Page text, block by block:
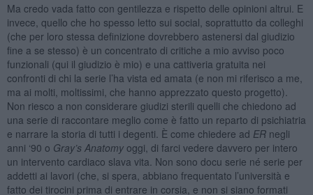
Ma credo vada fatto con gentilezza e rispetto delle opinioni altrui. E
invece, quello che ho spesso letto sui social, soprattutto da colleghi
(che per loro stessa definizione dovrebbero astenersi dal giudizio
fine a se stesso) è un concentrato di critiche a mio avviso poco
funzionali (qui il giudizio è mio) e una cattiveria gratuita nei
confronti di chi la serie l’ha vista ed amata (e non mi riferisco a me,
ma ai molti, moltissimi, che hanno apprezzato questo progetto).
Non riesco a non considerare giudizi sterili quelli che chiedono ad
una serie di raccontare meglio come è fatto un reparto di psichiatria
e narrare la storia di tutti i degenti. È come chiedere ad ERnegli
anni ‘90 o Gray’s Anatomyoggi, di farci vedere davvero per intero
un intervento cardiaco slava vita. Non sono docu serie né serie per
addetti ai lavori (che, si spera, abbiano frequentato l’università e
fatto dei tirocini prima di entrare in corsia, e non si siano formati